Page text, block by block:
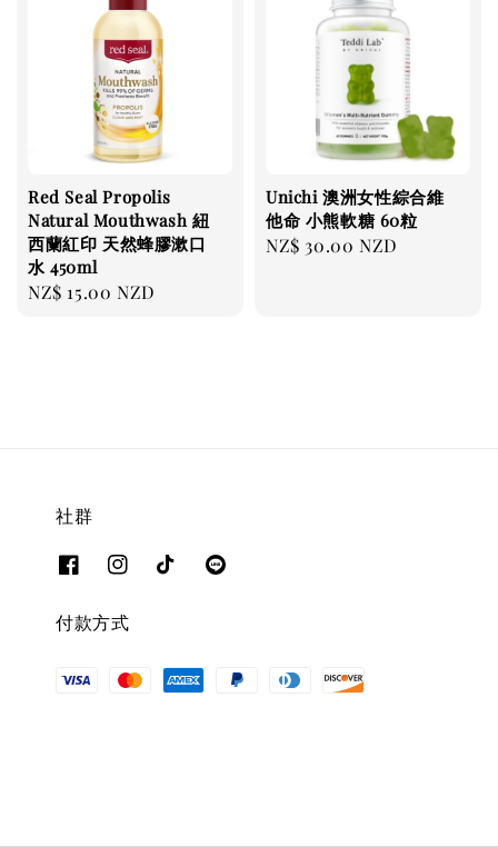
Red Seal Propolis
Natural Mouthwash 紐
西蘭紅印 天然蜂膠漱口
水 450ml
Regular
NZ$ 15.00 NZD
Unichi 澳洲女性綜合維
他命 小熊軟糖 60粒
Regular
NZ$ 30.00 NZD
社群
付款方式